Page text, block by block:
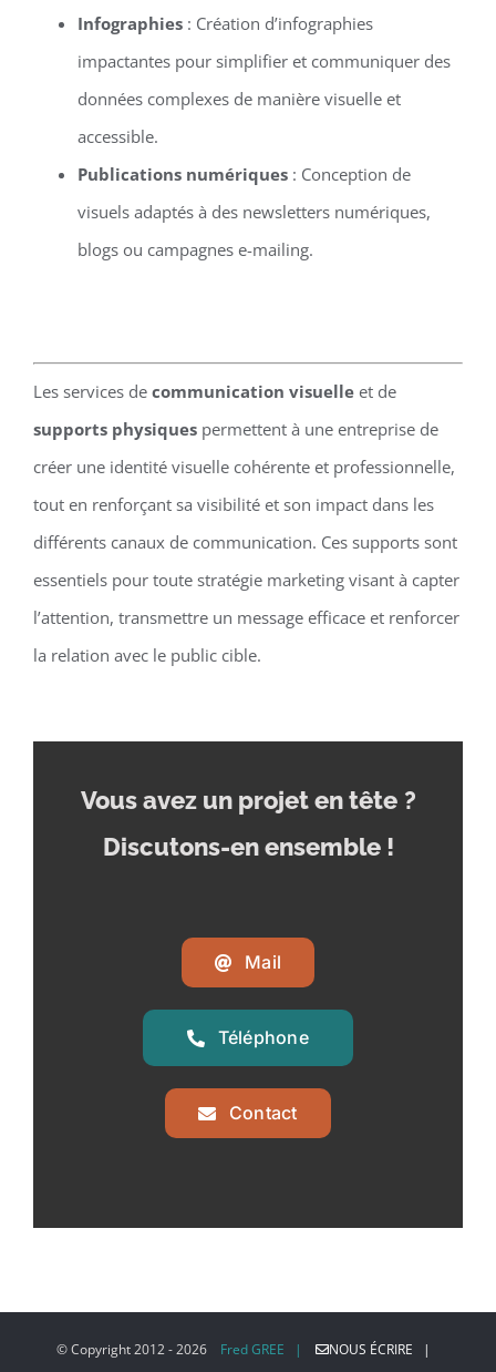
Infographies: Création d’infographies
impactantes pour simplifier et communiquer des
données complexes de manière visuelle et
accessible.
Publications numériques: Conception de
visuels adaptés à des newsletters numériques,
blogs ou campagnes e-mailing.
Les services de communication visuelleet de
supports physiquespermettent à une entreprise de
créer une identité visuelle cohérente et professionnelle,
tout en renforçant sa visibilité et son impact dans les
différents canaux de communication. Ces supports sont
essentiels pour toute stratégie marketing visant à capter
l’attention, transmettre un message efficace et renforcer
la relation avec le public cible.
Vous avez un projet en tête ?
Discutons-en ensemble !
Mail
Téléphone
Contact
© Copyright 2012 -2026 Fred GREE | NOUS ÉCRIRE |